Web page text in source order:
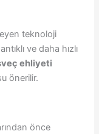
teknoloji
ve daha hızlı
ehliyeti
önerilir.
önce